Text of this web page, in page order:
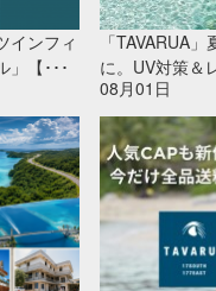
インフィ
」【･･･
「TAVARUA
に。UV対策＆
08月01日